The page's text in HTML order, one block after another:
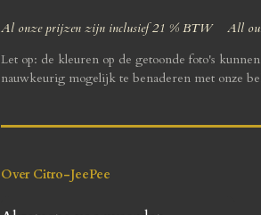
Al onze prijzen zijn inclusief 21 % BTW All our
Let op: de kleuren op de getoonde foto's
nauwkeurig mogelijk te benaderen met onze
Over Citro-JeePee